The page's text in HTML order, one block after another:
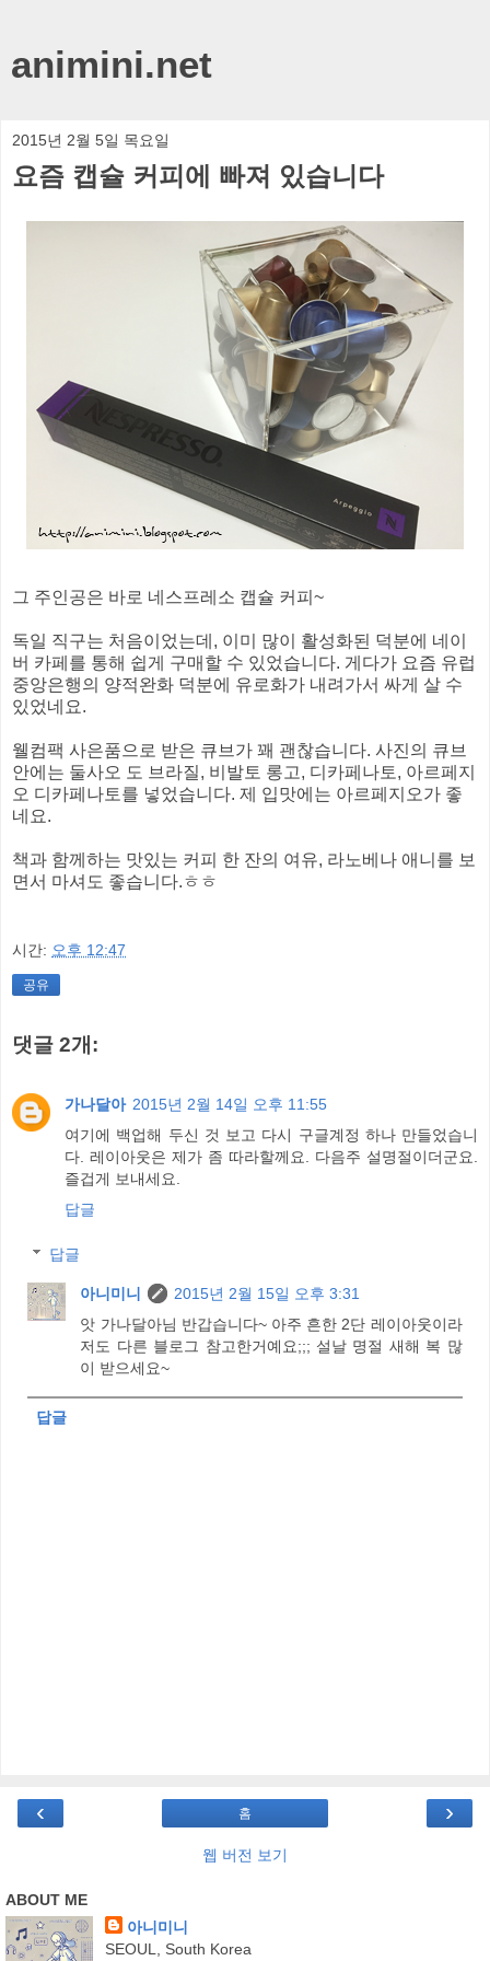
animini.net
2015년 2월 5일 목요일
요즘 캡슐 커피에 빠져 있습니다
그 주인공은 바로 네스프레소 캡슐 커피~
독일 직구는 처음이었는데, 이미 많이 활성화된 덕분에 네이
버 카페를 통해 쉽게 구매할 수 있었습니다. 게다가 요즘 유럽
중앙은행의 양적완화 덕분에 유로화가 내려가서 싸게 살 수
있었네요.
웰컴팩 사은품으로 받은 큐브가 꽤 괜찮습니다. 사진의 큐브
안에는 둘사오 도 브라질, 비발토 롱고, 디카페나토, 아르페지
오 디카페나토를 넣었습니다. 제 입맛에는 아르페지오가 좋
네요.
책과 함께하는 맛있는 커피 한 잔의 여유, 라노베나 애니를 보
면서 마셔도 좋습니다.ㅎㅎ
시간: 오후 12:47
공유
댓글 2개:
가나달아 2015년 2월 14일 오후 11:55
여기에 백업해 두신 것 보고 다시 구글계정 하나 만들었습니
다. 레이아웃은 제가 좀 따라할께요. 다음주 설명절이더군요.
즐겁게 보내세요.
답글
답글
아니미니
2015년 2월 15일 오후 3:31
앗 가나달아님 반갑습니다~ 아주 흔한 2단 레이아웃이라
저도 다른 블로그 참고한거예요;;; 설날 명절 새해 복 많
이 받으세요~
답글
‹ ›
홈
웹 버전 보기
ABOUT ME
아니미니
SEOUL, South Korea